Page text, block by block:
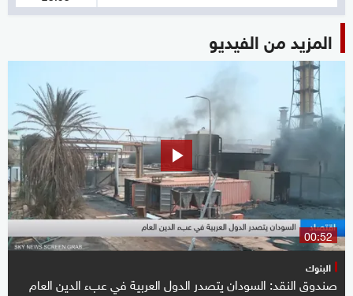
المزيد من الفيديو
00:52
البنوك
صندوق النقد: السودان يتصدر الدول العربية في عبء الدين العام